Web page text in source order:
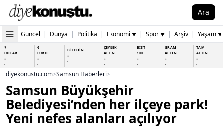
Ara
Güncel | Dünya | Politika | Ekonomi ▼ | Spor ▼ | Arşiv | Yaşam ▼
$
DOLAR
-
-
€
EURO
-
-
BİTCOİN
-
-
ÇEYREK
ALTIN
-
-
BİST
100
-
-
GRAM
ALTIN
-
-
TAM
ALTIN
-
-
diyekonustu.com>Samsun Haberleri>
Samsun Büyükşehir
Belediyesi’nden her ilçeye park!
Yeni nefes alanları açılıyor